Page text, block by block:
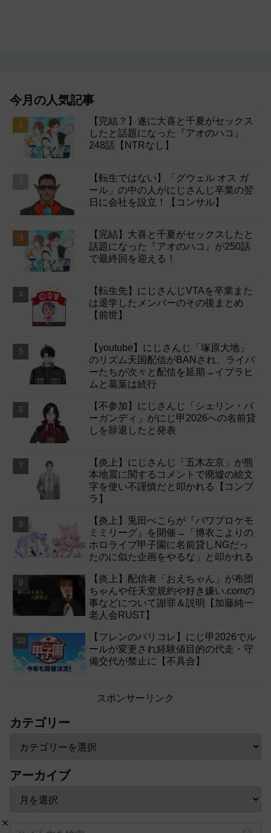
今月の人気記事
【完結？】遂に大喜と千夏がセックス
したと話題になった『アオのハコ』
248話【NTRなし】
【転生ではない】「グウェル オス ガ
ール」の中の人がにじさんじ卒業の翌
日に会社を設立！【コンサル】
【完結】大喜と千夏がセックスしたと
話題になった『アオのハコ』が250話
で最終回を迎える！
【転生先】にじさんじVTAを卒業また
は退学したメンバーのその後まとめ
【前世】
【youtube】にじさんじ「塚原大地」
のリズム天国配信がBANされ、ライバ
ーたちが次々と配信を延期→イブラヒ
ムと葛葉は続行
【不参加】にじさんじ「シェリン・バ
ーガンディ」がにじ甲2026への名前貸
しを辞退したと発表
【炎上】にじさんじ「五木左京」が熊
本地震に関するコメントで廃墟の絵文
字を使い不謹慎だと叩かれる【コンプ
ラ】
【炎上】兎田ぺこらが『パワプロケモ
ミミリーグ』を開催→「博衣こよりの
ホロライブ甲子園に名前貸しNGだっ
たのに似た企画をやるな」と叩かれる
【炎上】配信者「おえちゃん」が布団
ちゃんや任天堂規約や好き嫌い.comの
事などについて謝罪＆説明【加藤純一
老人会RUST】
【フレンのパリコレ】にじ甲2026でル
ールが変更され経験値目的の代走・守
備交代が禁止に【不具合】
スポンサーリンク
カテゴリー
アーカイブ